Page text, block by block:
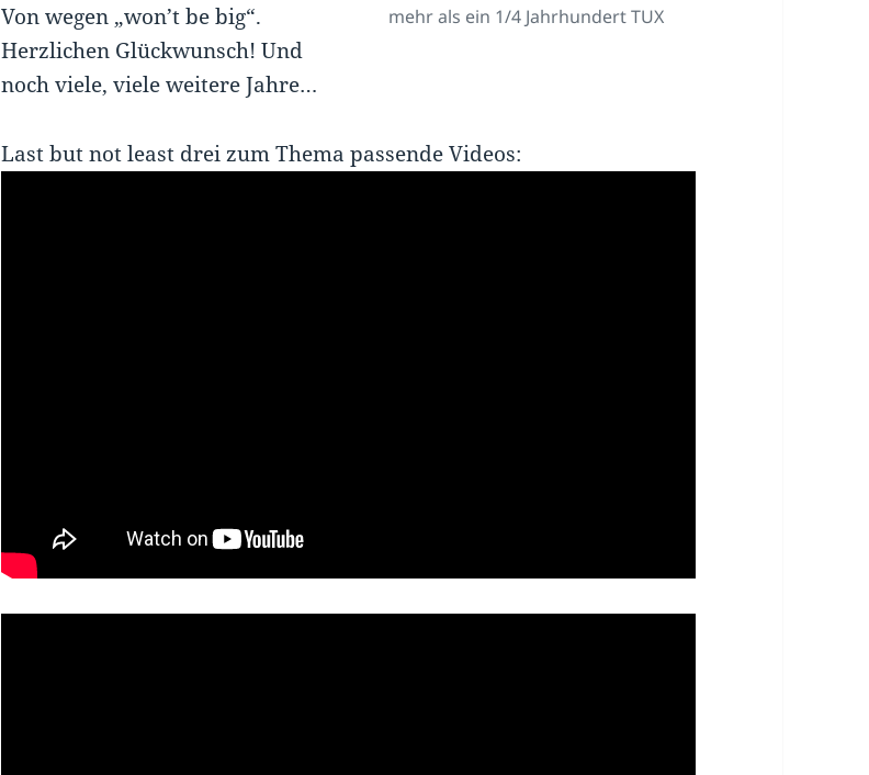
mehr als ein 1/4 Jahrhundert TUX
Von wegen „won’t be big“.
Herzlichen Glückwunsch! Und
noch viele, viele weitere Jahre…
Last but not least drei zum Thema passende Videos: